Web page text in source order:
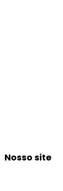
Nosso site